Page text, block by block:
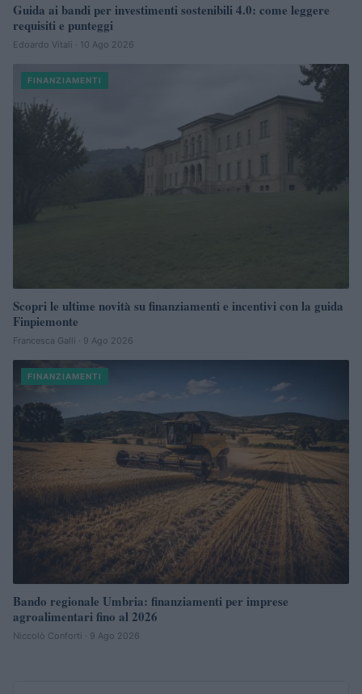
Guida ai bandi per investimenti sostenibili 4.0: come leggere
requisiti e punteggi
Edoardo Vitali · 10 Ago 2026
FINANZIAMENTI
Scopri le ultime novità su finanziamenti e incentivi con la guida
Finpiemonte
Francesca Galli · 9 Ago 2026
FINANZIAMENTI
Bando regionale Umbria: finanziamenti per imprese
agroalimentari fino al 2026
Niccolò Conforti · 9 Ago 2026